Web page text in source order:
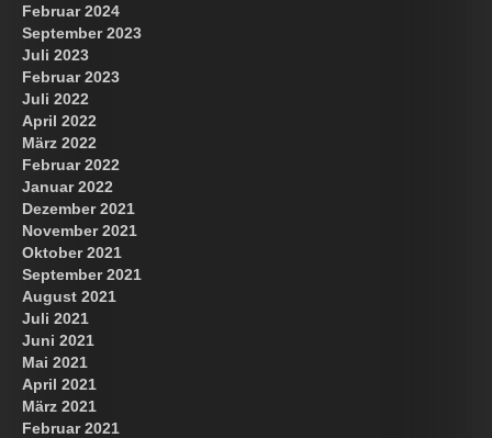
Februar 2024
September 2023
Juli 2023
Februar 2023
Juli 2022
April 2022
März 2022
Februar 2022
Januar 2022
Dezember 2021
November 2021
Oktober 2021
September 2021
August 2021
Juli 2021
Juni 2021
Mai 2021
April 2021
März 2021
Februar 2021